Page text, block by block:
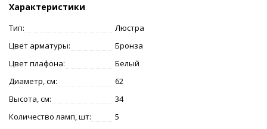
Характеристики
Тип:
Люстра
Цвет арматуры:
Бронза
Цвет плафона:
Белый
Диаметр, см:
62
Высота, см:
34
Количество ламп, шт:
5